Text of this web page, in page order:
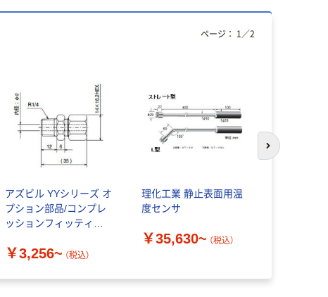
アズビル YYシリーズ オ
プション部品/コンプレ
ッションフィッティン
￥3,256~ （税込）
理化工業 静止表面用温
度センサ
￥35,630~ （税込）
ページ： 1 ／2
次のスライド